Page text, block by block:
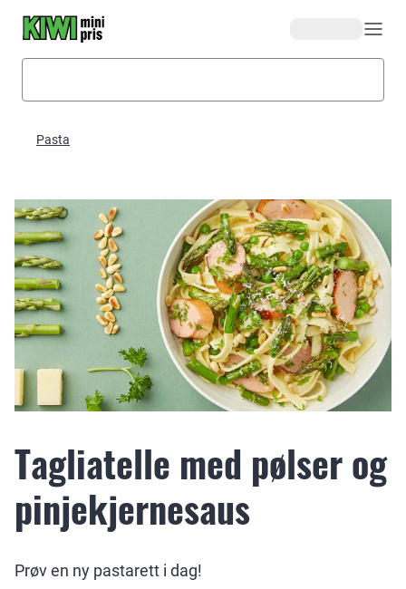
Pasta
Tagliatelle med pølser og
pinjekjernesaus
Prøv en ny pastarett i dag!